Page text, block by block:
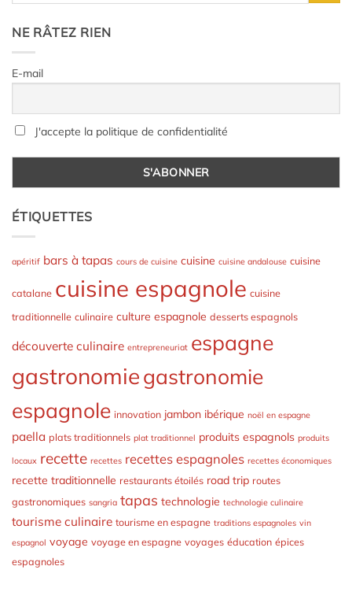
NE RÂTEZ RIEN
E-mail
J'accepte la politique de confidentialité
ÉTIQUETTES
apéritif bars à tapas cours de cuisine cuisine cuisine andalouse cuisine
catalane cuisine espagnole cuisine
traditionnelle culinaire culture espagnole desserts espagnols
découverte culinaire entrepreneuriat espagne
gastronomiegastronomie
espagnole innovation jambon ibérique noël en espagne
paella plats traditionnels plat traditionnel produits espagnols produits
locaux recette recettes recettes espagnoles recettes économiques
recette traditionnelle restaurants étoilés road trip routes
gastronomiques sangria tapas technologie technologie culinaire
tourisme culinaire tourisme en espagne traditions espagnoles vin
espagnol voyage voyage en espagne voyages éducation épices
espagnoles